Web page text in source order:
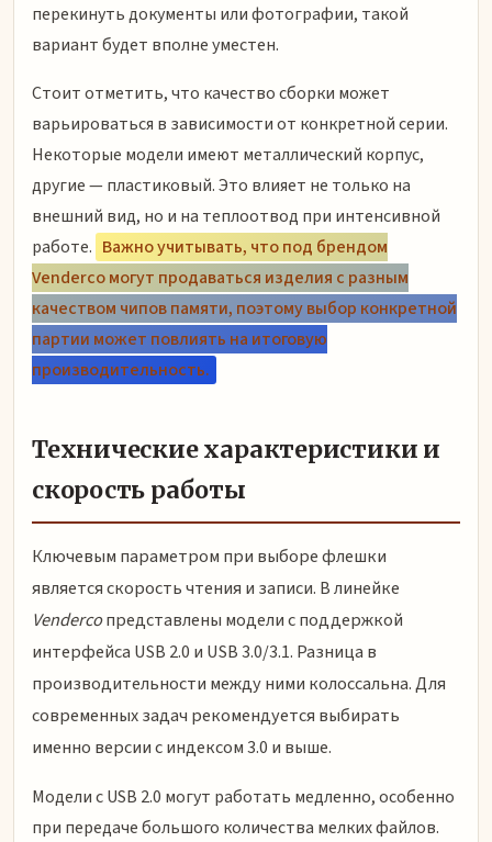
перекинуть документы или фотографии, такой
вариант будет вполне уместен.
Стоит отметить, что качество сборки может
варьироваться в зависимости от конкретной серии.
Некоторые модели имеют металлический корпус,
другие — пластиковый. Это влияет не только на
внешний вид, но и на теплоотвод при интенсивной
работе. Важно учитывать, что под брендом
Venderco могут продаваться изделия с разным
качеством чипов памяти, поэтому выбор конкретной
партии может повлиять на итоговую
производительность.
Технические характеристики и
скорость работы
Ключевым параметром при выборе флешки
является скорость чтения и записи. В линейке
Vendercoпредставлены модели с поддержкой
интерфейса USB 2.0 и USB 3.0/3.1. Разница в
производительности между ними колоссальна. Для
современных задач рекомендуется выбирать
именно версии с индексом 3.0 и выше.
Модели с USB 2.0 могут работать медленно, особенно
при передаче большого количества мелких файлов.